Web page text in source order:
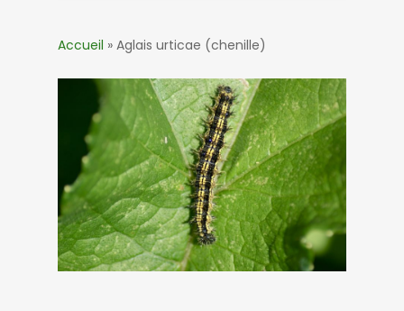
Accueil » Aglais urticae (chenille)